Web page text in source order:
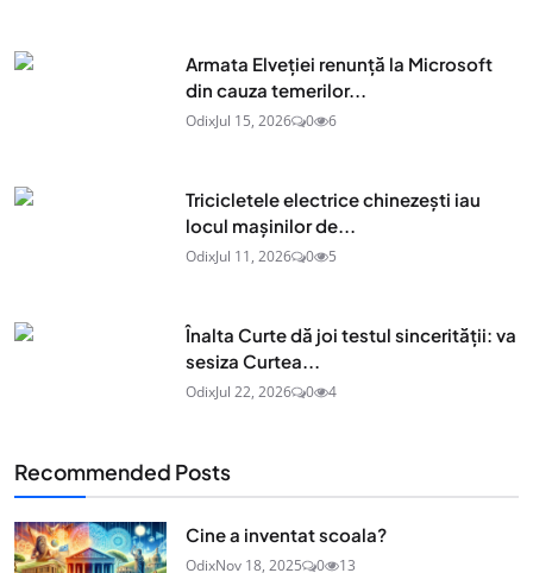
Armata Elveției renunță la Microsoft
din cauza temerilor...
OdixJul 15, 2026 0 6
Tricicletele electrice chinezești iau
locul mașinilor de...
OdixJul 11, 2026 0 5
Înalta Curte dă joi testul sincerității: va
sesiza Curtea...
OdixJul 22, 2026 0 4
Recommended Posts
Cine a inventat scoala?
OdixNov 18, 2025 0 13